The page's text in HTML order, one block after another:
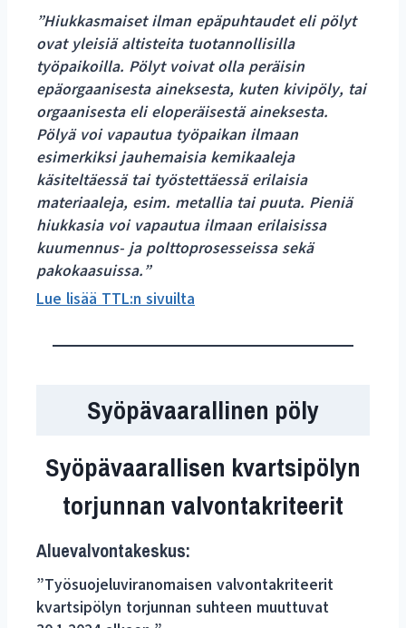
”Hiukkasmaiset ilman epäpuhtaudet eli pölyt
ovat yleisiä altisteita tuotannollisilla
työpaikoilla. Pölyt voivat olla peräisin
epäorgaanisesta aineksesta, kuten kivipöly, tai
orgaanisesta eli eloperäisestä aineksesta.
Pölyä voi vapautua työpaikan ilmaan
esimerkiksi jauhemaisia kemikaaleja
käsiteltäessä tai työstettäessä erilaisia
materiaaleja, esim. metallia tai puuta. Pieniä
hiukkasia voi vapautua ilmaan erilaisissa
kuumennus- ja polttoprosesseissa sekä
pakokaasuissa.”
Lue lisää TTL:n sivuilta
Syöpävaarallinen pöly
Syöpävaarallisen kvartsipölyn
torjunnan valvontakriteerit
Aluevalvontakeskus:
”Työsuojeluviranomaisen valvontakriteerit
kvartsipölyn torjunnan suhteen muuttuvat